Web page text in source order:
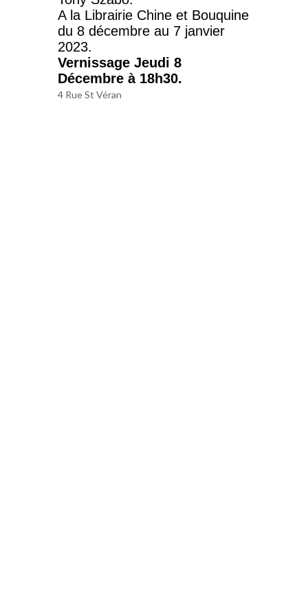
A la Librairie Chine et Bouquine
du 8 décembre au 7 janvier
2023.
Vernissage Jeudi 8
Décembre à 18h30.
4 Rue St Véran